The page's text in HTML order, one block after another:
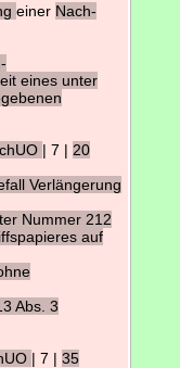
einer Nach-
eines unter
| 7 | 20
Verlängerung
Nummer 212
auf
Abs. 3
| 7 |35